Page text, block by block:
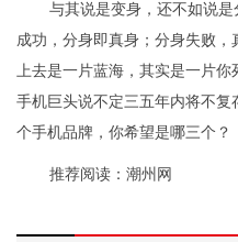
与其说是变身，还不如说
成功，分身即真身；分身失败
上去是一片蓝海，其实是一片
手机巨头说不定三五年内将不
个手机品牌，你希望是哪三个？
推荐阅读： 潮州网